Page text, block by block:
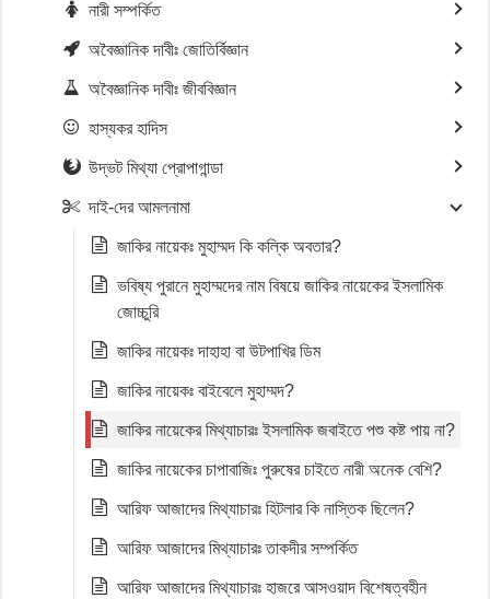
নারী সম্পর্কিত
অবৈজ্ঞানিক দাবীঃ জোতির্বিজ্ঞান
অবৈজ্ঞানিক দাবীঃ জীববিজ্ঞান
হাস্যকর হাদিস
উদ্ভট মিথ্যা প্রোপাগান্ডা
দাই-দের আমলনামা
জাকির নায়েকঃ মুহাম্মদ কি কল্কি অবতার?
ভবিষ্য পুরানে মুহাম্মদের নাম বিষয়ে জাকির নায়েকের ইসলামিক
জোচ্চুরি
জাকির নায়েকঃ দাহাহা বা উটপাখির ডিম
জাকির নায়েকঃ বাইবেলে মুহাম্মদ?
জাকির নায়েকের মিথ্যাচারঃ ইসলামিক জবাইতে পশু কষ্ট পায় না?
জাকির নায়েকের চাপাবাজিঃ পুরুষের চাইতে নারী অনেক বেশি?
আরিফ আজাদের মিথ্যাচারঃ হিটলার কি নাস্তিক ছিলেন?
আরিফ আজাদের মিথ্যাচারঃ তাকদীর সম্পর্কিত
আরিফ আজাদের মিথ্যাচারঃ হাজরে আসওয়াদ বিশেষত্বহীন